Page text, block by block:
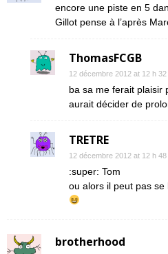
encore une piste en 5
Gillot pense à l’après
ThomasFCGB
12 décembre 2012 at 12 h 32
ba sa me ferait plaisir
aurait décider de
TRETRE
12 décembre 2012 at 12 h 48
:super: Tom
ou alors il peut pas se
brotherhood